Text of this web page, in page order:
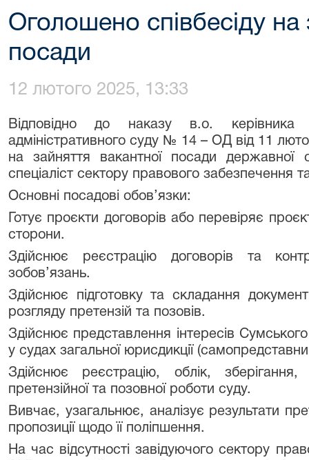
Оголошено співбесіду на
посади
12 лютого 2025, 13:33
Відповідно до наказу в.о. керівника
адміністративного суду № 14 – ОД від 11
на зайняття вакантної посади державної
спеціаліст сектору правового забезпечення
Основні посадові обов’язки:
Готує проєкти договорів або перевіряє
сторони.
Здійснює реєстрацію договорів та
зобов’язань.
Здійснює підготовку та складання
розгляду претензій та позовів.
Здійснює представлення інтересів
у судах загальної юрисдикції
Здійснює реєстрацію, облік,
претензійної та позовної роботи суду.
Вивчає, узагальнює, аналізує результати
пропозиції щодо її поліпшення.
На час відсутності завідуючого сектору